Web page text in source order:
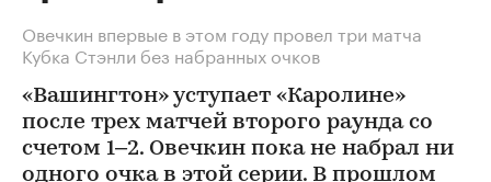
Овечкин впервые в этом году провел три матча
Кубка Стэнли без набранных очков
«Вашингтон» уступает «Каролине»
после трех матчей второго раунда со
счетом 1–2. Овечкин пока не набрал ни
одного очка в этой серии. В прошлом